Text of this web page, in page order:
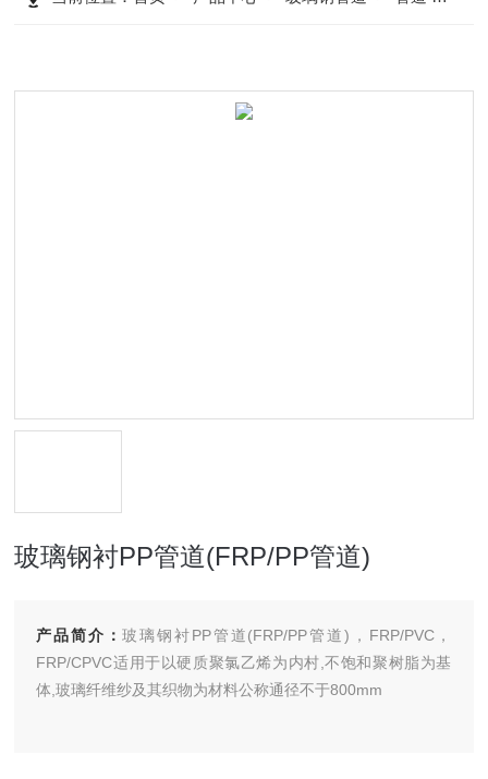
玻璃钢衬PP管道(FRP/PP管道)
产品简介：玻璃钢衬PP管道(FRP/PP管道)，FRP/PVC，
FRP/CPVC适用于以硬质聚氯乙烯为内村,不饱和聚树脂为基
体,玻璃纤维纱及其织物为材料公称通径不于800mm